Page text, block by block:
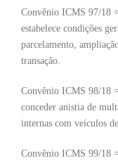
Convênio ICMS 97/18
estabelece condições
parcelamento,
transação.
Convênio ICMS 98/18
conceder anistia de
internas com veículos
Convênio ICMS 99/18